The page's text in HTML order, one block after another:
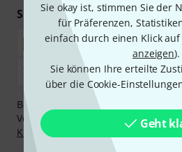
Sie okay ist, stimmen Sie der
für Präferenzen,
einfach durch einen Klick auf
anzeigen).
Sie können Ihre erteilte
über die Cookie-
Geht
Sicher einkaufen & bezahlen
Bezahlen Sie vertraulich und
Vorkasse, PayPal, Amazon Pay,
Klarna Ratenzahlung
oder